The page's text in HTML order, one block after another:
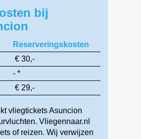
bij
Reserveringskosten
€ 30,-
- *
€ 29,-
vliegtickets Asuncion
Vliegennaar.nl
of reizen. Wij verwijzen